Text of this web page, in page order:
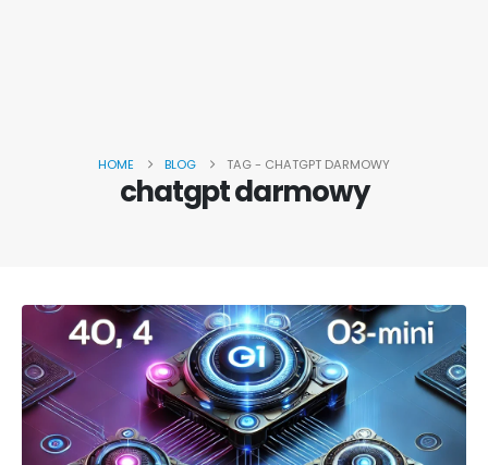
HOME BLOG TAG - CHATGPT DARMOWY
chatgpt darmowy